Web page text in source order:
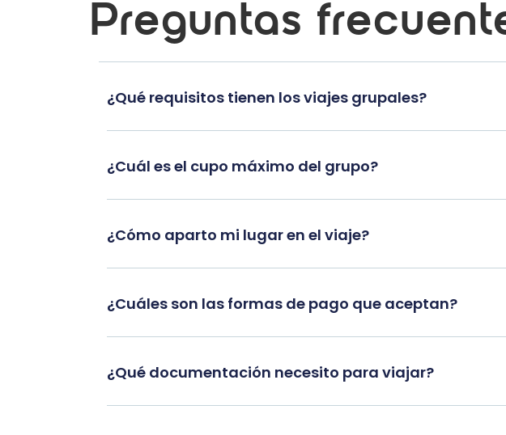
Preguntas
¿Qué requisitos tienen los viajes grupales?
¿Cuál es el cupo máximo del grupo?
¿Cómo aparto mi lugar en el viaje?
¿Cuáles son las formas de pago que aceptan?
¿Qué documentación necesito para viajar?